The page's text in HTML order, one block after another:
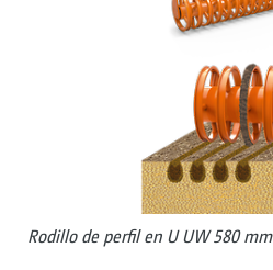
Rodillo de perfil en U UW 580 mm